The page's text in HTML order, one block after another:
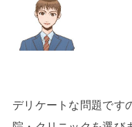
デリケートな問題です